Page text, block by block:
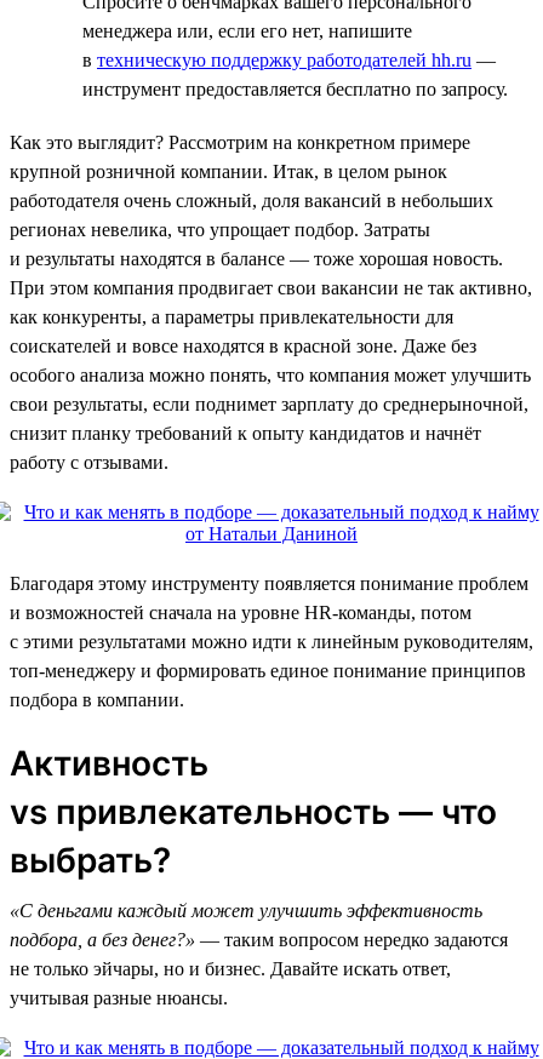
менеджера или, если его нет, напишите
в техническую поддержку работодателей hh.ru —
инструмент предоставляется бесплатно по запросу.
Как это выглядит? Рассмотрим на конкретном примере
крупной розничной компании. Итак, в целом рынок
работодателя очень сложный, доля вакансий в небольших
регионах невелика, что упрощает подбор. Затраты
и результаты находятся в балансе — тоже хорошая новость.
При этом компания продвигает свои вакансии не так активно,
как конкуренты, а параметры привлекательности для
соискателей и вовсе находятся в красной зоне. Даже без
особого анализа можно понять, что компания может улучшить
свои результаты, если поднимет зарплату до среднерыночной,
снизит планку требований к опыту кандидатов и начнёт
работу с отзывами.
Благодаря этому инструменту появляется понимание проблем
и возможностей сначала на уровне HR-команды, потом
с этими результатами можно идти к линейным руководителям,
топ-менеджеру и формировать единое понимание принципов
подбора в компании.
Активность
vs привлекательность — что
выбрать?
«С деньгами каждый может улучшить эффективность
подбора, а без денег?» — таким вопросом нередко задаются
не только эйчары, но и бизнес. Давайте искать ответ,
учитывая разные нюансы.